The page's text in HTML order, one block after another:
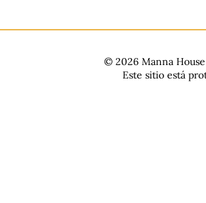
© 2026 Manna House
Este sitio está